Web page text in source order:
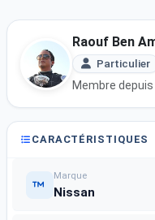
Raouf Ben
Particulier
Membre depuis
CARACTÉRISTIQUES
Marque
Nissan